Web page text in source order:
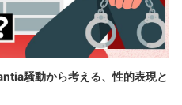
騒動から考える、性的表現と